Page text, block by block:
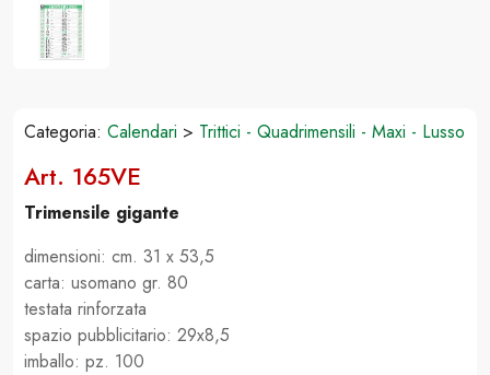
Categoria: Calendari > Trittici - Quadrimensili - Maxi - Lusso
Art. 165VE
Trimensile gigante
dimensioni: cm. 31 x 53,5
carta: usomano gr. 80
testata rinforzata
spazio pubblicitario: 29x8,5
imballo: pz. 100